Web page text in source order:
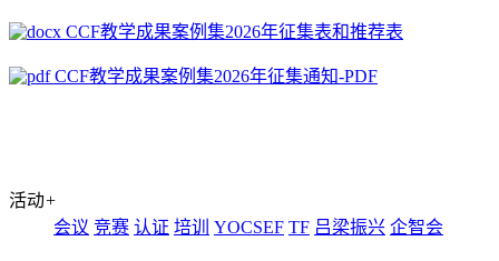
CCF教学成果案例集2026年征集表和推荐表
CCF教学成果案例集2026年征集通知-PDF
活动+
会议 竞赛 认证 培训 YOCSEF TF 吕梁振兴 企智会